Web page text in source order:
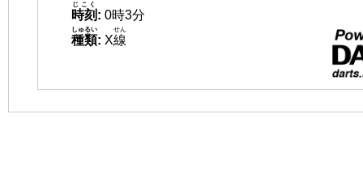
時刻
じこく
: 0時3分
種類
しゅるい
: X線
せん